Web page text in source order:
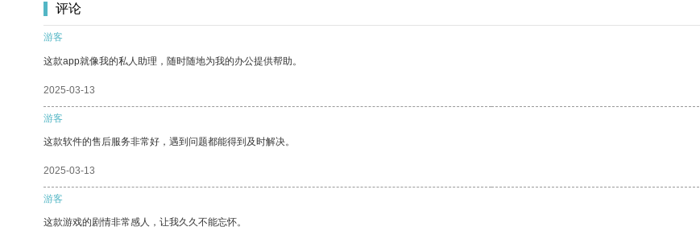
评论
游客
这款app就像我的私人助理，随时随地为我的办公提供帮助。
2025-03-13
游客
这款软件的售后服务非常好，遇到问题都能得到及时解决。
2025-03-13
游客
这款游戏的剧情非常感人，让我久久不能忘怀。